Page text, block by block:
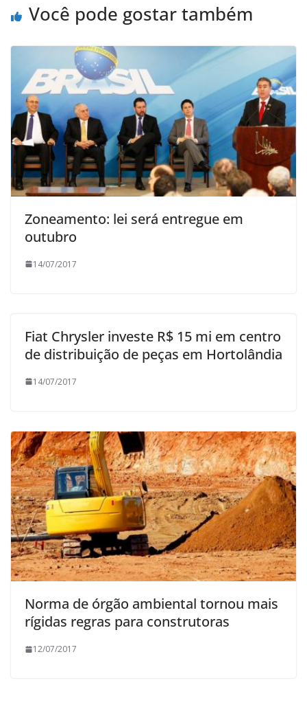
Você pode gostar também
Zoneamento: lei será entregue em
outubro
14/07/2017
Fiat Chrysler investe R$ 15 mi em centro
de distribuição de peças em Hortolândia
14/07/2017
Norma de órgão ambiental tornou mais
rígidas regras para construtoras
12/07/2017